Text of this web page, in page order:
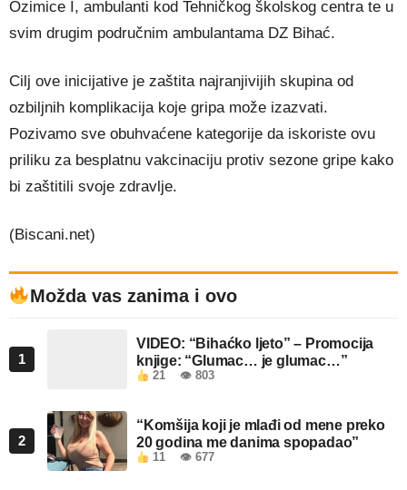
Ozimice I, ambulanti kod Tehničkog školskog centra te u
svim drugim područnim ambulantama DZ Bihać.
Cilj ove inicijative je zaštita najranjivijih skupina od
ozbiljnih komplikacija koje gripa može izazvati.
Pozivamo sve obuhvaćene kategorije da iskoriste ovu
priliku za besplatnu vakcinaciju protiv sezone gripe kako
bi zaštitili svoje zdravlje.
(Biscani.net)
Možda vas zanima i ovo
1
VIDEO: “Bihaćko ljeto” – Promocija
knjige: “Glumac… je glumac…”
21 👁 803
2
“Komšija koji je mlađi od mene preko
20 godina me danima spopadao”
11 👁 677